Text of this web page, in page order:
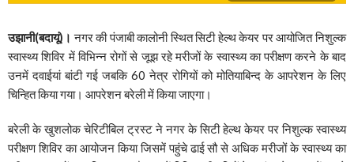
उझानी(बदायूं)। नगर की पंजाबी कालोनी स्थित सिटी हेल्थ केयर पर आयोजित निशुल्क
स्वास्थ्य शिविर में विभिन्न रोगों से जूझ रहे मरीजों के स्वास्थ्य का परीक्षण करने के बाद
उनमें दवाईयां बांटी गई जबकि 60 नेत्र रोगियों को मोतियाबिन्द के आपरेशन के लिए
चिन्हित किया गया। आपरेशन बरेली में किया जाएगा।
बरेली के खुशलोक चेरिटीबिल ट्रस्ट ने नगर के सिटी हेल्थ केयर पर निशुल्क स्वास्थ्य
परीक्षण शिविर का आयोजन किया जिसमें पहुंचे ढाई सौ से अधिक मरीजों के स्वास्थ्य का